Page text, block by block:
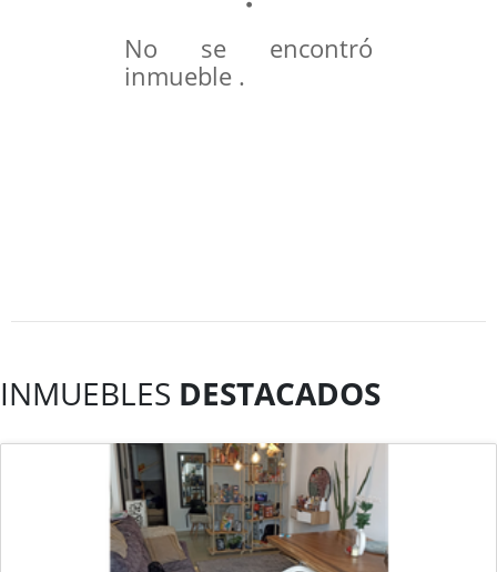
No se encontró
inmueble .
INMUEBLES DESTACADOS